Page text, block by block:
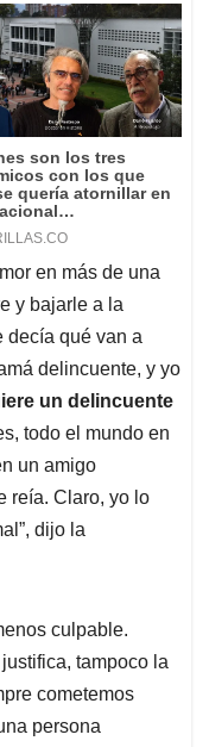
en más de una
y bajarle a la
decía qué van a
delincuente, y yo
un delincuente
todo el mundo en
un amigo
reía. Claro, yo lo
dijo la
culpable.
tampoco la
cometemos
persona